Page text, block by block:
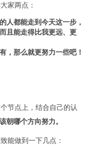
家两点：
人都能走到今天这一步，
且能走得比我更远、更
，那么就更努力一些吧！
节点上，结合自己的认
朝哪个方向努力。
能做到一下几点：